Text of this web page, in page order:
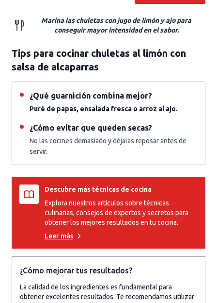
Marina las chuletas con jugo de limón y ajo para
conseguir mayor intensidad en el sabor.
Tips para cocinar chuletas al limón con
salsa de alcaparras
¿Qué guarnición combina mejor?
Puré de papas, ensalada fresca o arroz al ajo.
¿Cómo evitar que queden secas?
No las cocines demasiado y déjalas reposar antes de
servir.
Descubre más técnicas de cocina
Explora nuestros artículos sobre técnicas
culinarias, consejos de expertos y secretos para
obtener los mejores resultados en tu cocina.
Leer más
¿Cómo mejorar tus resultados?
La calidad de los ingredientes es fundamental para
obtener excelentes resultados. Te recomendamos utilizar